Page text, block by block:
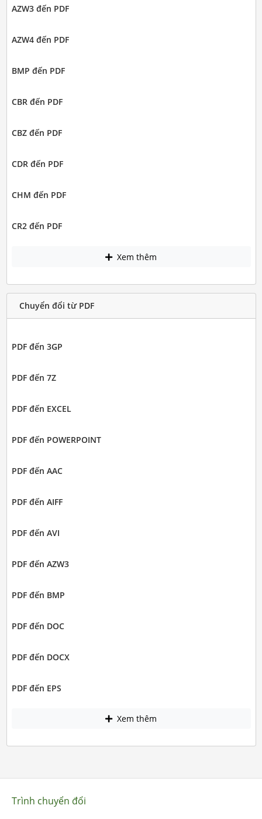
AZW3 đến PDF
AZW4 đến PDF
BMP đến PDF
CBR đến PDF
CBZ đến PDF
CDR đến PDF
CHM đến PDF
CR2 đến PDF
Xem thêm
Chuyển đổi từ PDF
PDF đến 3GP
PDF đến 7Z
PDF đến EXCEL
PDF đến POWERPOINT
PDF đến AAC
PDF đến AIFF
PDF đến AVI
PDF đến AZW3
PDF đến BMP
PDF đến DOC
PDF đến DOCX
PDF đến EPS
Xem thêm
Trình chuyển đổi